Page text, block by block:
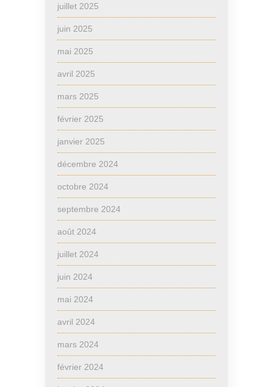
juillet 2025
juin 2025
mai 2025
avril 2025
mars 2025
février 2025
janvier 2025
décembre 2024
octobre 2024
septembre 2024
août 2024
juillet 2024
juin 2024
mai 2024
avril 2024
mars 2024
février 2024